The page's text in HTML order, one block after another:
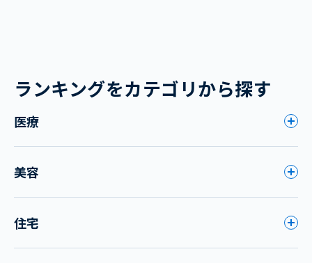
ランキングをカテゴリから探す
医療
美容
住宅